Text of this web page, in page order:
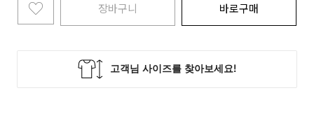
장바구니 바로구매